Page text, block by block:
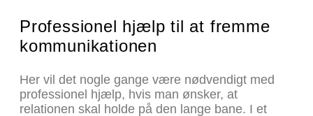
Professionel hjælp til at fremme
kommunikationen
Her vil det nogle gange være nødvendigt med
professionel hjælp, hvis man ønsker, at
relationen skal holde på den lange bane. I et